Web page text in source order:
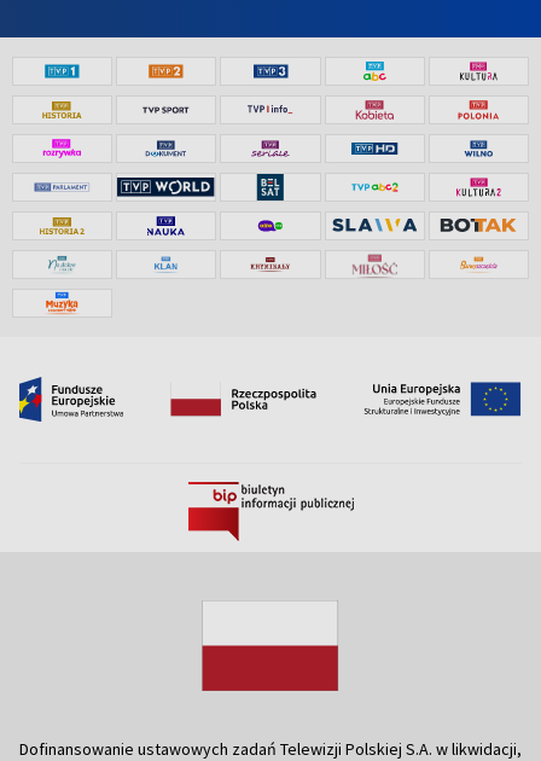
Dofinansowanie ustawowych zadań Telewizji Polskiej S.A. w likwidacji,